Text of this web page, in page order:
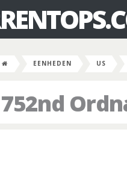
EENHEDEN US
752nd